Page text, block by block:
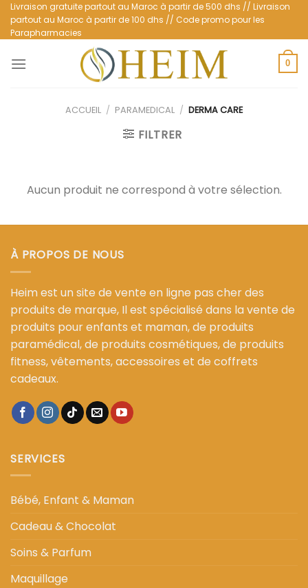
Passer
au
contenu
Livraison gratuite partout au Maroc à partir de 500 dhs // Livraison
partout au Maroc à partir de 100 dhs // Code promo pour les
Parapharmacies
0
ACCUEIL / PARAMEDICAL / DERMA CARE
FILTRER
Aucun produit ne correspond à votre sélection.
À PROPOS DE NOUS
Heim est un site de vente en ligne pas cher des
produits de marque, Il est spécialisé dans la vente de
produits pour enfants et maman, de produits
paramédical, de produits cosmétiques, de produits
fitness, vêtements, accessoires et de coffrets
cadeaux.
SERVICES
Bébé, Enfant & Maman
Cadeau & Chocolat
Soins & Parfum
Maquillage